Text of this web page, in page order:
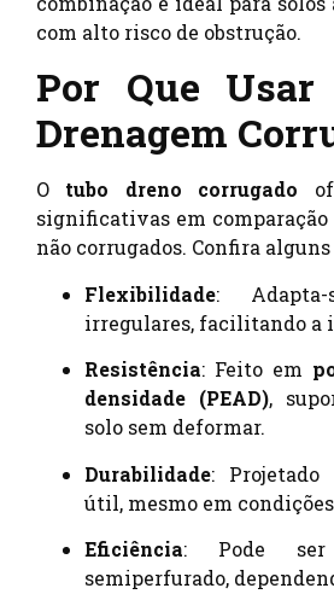
com alto risco de obstrução.
Por Que Usar
Drenagem
O tubo dreno corrugado
significativas em comparação
não corrugados. Confira
Flexibilidade:
irregulares, facilitando a
Resistência: Feito em
densidade (PEAD),
solo sem deformar.
Durabilidade:
útil, mesmo em
Eficiência: Pode ser
semiperfurado,